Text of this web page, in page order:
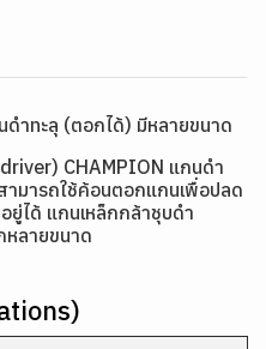
ำทะลุ (ตอกได้) มีหลายขนาด
CHAMPION แกนดำ
มารถใช้ค้อนตอกแกนเพื่อปลด
ได้ แกนเหล็กกล้าชุบดำ
หลายขนาด